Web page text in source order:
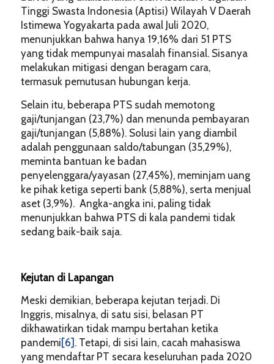
Tinggi Swasta Indonesia (Aptisi) Wilayah V Daerah
Istimewa Yogyakarta pada awal Juli 2020,
menunjukkan bahwa hanya 19,16% dari 51 PTS
yang tidak mempunyai masalah finansial. Sisanya
melakukan mitigasi dengan beragam cara,
termasuk pemutusan hubungan kerja.
Selain itu, beberapa PTS sudah memotong
gaji/tunjangan (23,7%) dan menunda pembayaran
gaji/tunjangan (5,88%). Solusi lain yang diambil
adalah penggunaan saldo/tabungan (35,29%),
meminta bantuan ke badan
penyelenggara/yayasan (27,45%), meminjam uang
ke pihak ketiga seperti bank (5,88%), serta menjual
aset (3,9%). Angka-angka ini, paling tidak
menunjukkan bahwa PTS di kala pandemi tidak
sedang baik-baik saja.
Kejutan di Lapangan
Meski demikian, beberapa kejutan terjadi. Di
Inggris, misalnya, di satu sisi, belasan PT
dikhawatirkan tidak mampu bertahan ketika
pandemi[6] . Tetapi, di sisi lain, cacah mahasiswa
yang mendaftar PT secara keseluruhan pada 2020